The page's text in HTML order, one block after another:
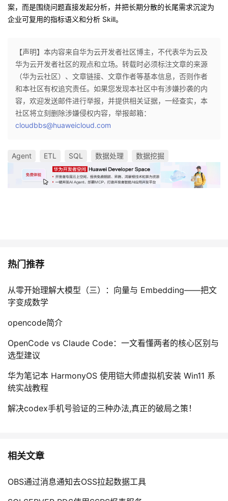
案，而是围绕问题直接发起分析，并把长期分散的长尾需求沉淀为
企业可复用的指标语义和分析 Skill。
【声明】本内容来自华为云开发者社区博主，不代表华为云及
华为云开发者社区的观点和立场。转载时必须标注文章的来源
（华为云社区）、文章链接、文章作者等基本信息，否则作者
和本社区有权追究责任。如果您发现本社区中有涉嫌抄袭的内
容，欢迎发送邮件进行举报，并提供相关证据，一经查实，本
社区将立刻删除涉嫌侵权内容，举报邮箱：
cloudbbs@huaweicloud.com
Agent ETL SQL 数据处理 数据挖掘
热门推荐
从零开始理解大模型（三）：向量与 Embedding——把文
字变成数学
opencode简介
OpenCode vs Claude Code：一文看懂两者的核心区别与
选型建议
华为笔记本 HarmonyOS 使用铠大师虚拟机安装 Win11 系
统实战教程
解决codex手机号验证的三种办法,真正的破局之策！
相关文章
OBS通过消息通知去OSS拉起数据工具